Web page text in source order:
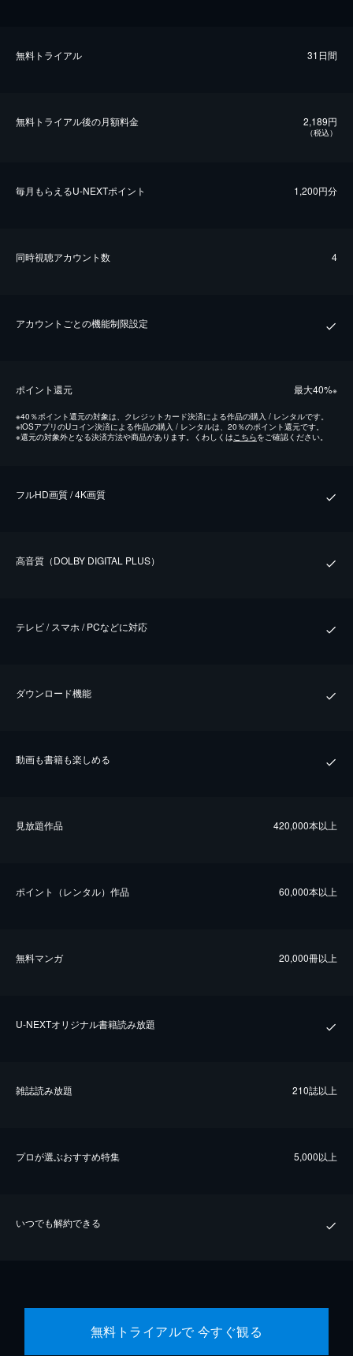
無料トライアル 31日間
無料トライアル後の⽉額料金 2,189円
（税込）
毎⽉もらえるU-NEXTポイント 1,200円分
同時視聴アカウント数 4
アカウントごとの機能制限設定
ポイント還元 最⼤40%※
※40％ポイント還元の対象は、クレジットカード決済による作品の購入 / レンタルです。
※iOSアプリのUコイン決済による作品の購入 / レンタルは、20％のポイント還元です。
※還元の対象外となる決済方法や商品があります。くわしくはこちらをご確認ください。
フルHD画質 / 4K画質
⾼⾳質（DOLBY DIGITAL PLUS）
テレビ / スマホ / PCなどに対応
ダウンロード機能
動画も書籍も楽しめる
⾒放題作品 420,000本以上
ポイント（レンタル）作品 60,000本以上
無料マンガ 20,000冊以上
U-NEXTオリジナル書籍読み放題
雑誌読み放題 210誌以上
プロが選ぶおすすめ特集 5,000以上
いつでも解約できる
無料トライアルで 今すぐ観る